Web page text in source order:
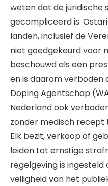
weten dat de juridische
gecompliceerd is.
landen, inclusief de
niet goedgekeurd voor
beschouwd als een
en is daarom verboden
Doping Agentschap
Nederland ook
zonder medisch
Elk bezit, verkoop of
leiden tot ernstige
regelgeving is ingesteld
veiligheid van het